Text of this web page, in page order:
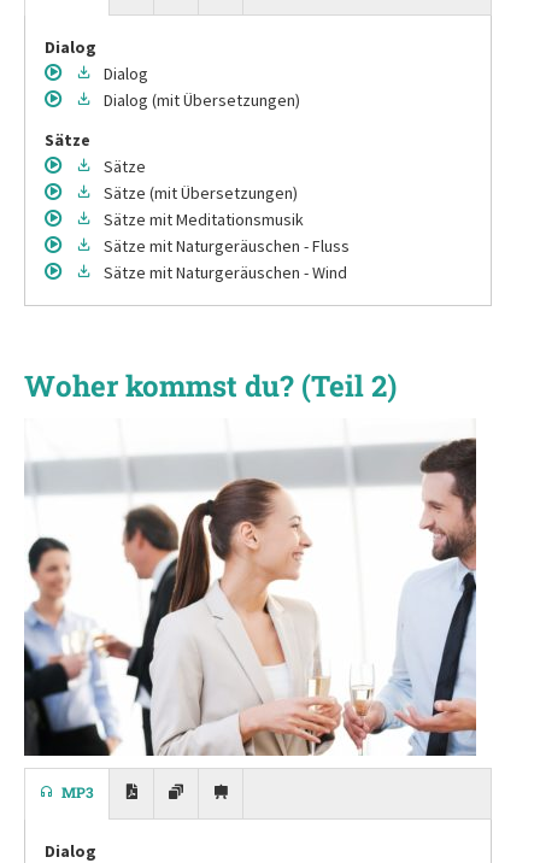
Dialog
Dialog
Dialog (mit Übersetzungen)
Sätze
Sätze
Sätze (mit Übersetzungen)
Sätze mit Meditationsmusik
Sätze mit Naturgeräuschen - Fluss
Sätze mit Naturgeräuschen - Wind
Woher kommst du? (Teil 2)
MP3
Dialog